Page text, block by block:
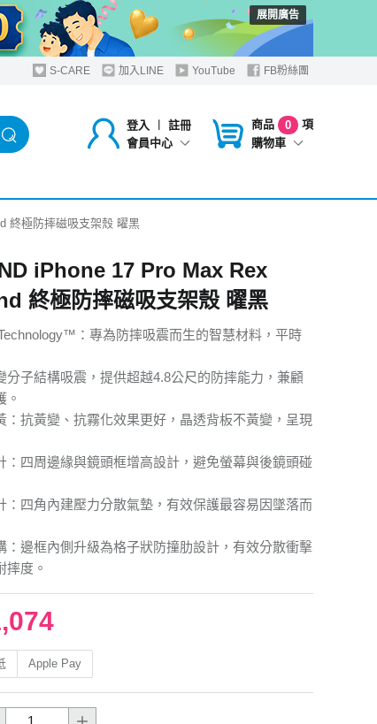
展開廣告
S-CARE 加入LINE YouTube FB粉絲團
登入 ︱
註冊
會員中心
商品 0
項
購物車
終極防摔磁吸支架殼 曜黑
iPhone 17 Pro Max Rex
終極防摔磁吸支架殼 曜黑
：專為防摔吸震而生的智慧材料，平時
分子結構吸震，提供超越4.8公尺的防摔能力，兼顧
。
抗黃變、抗霧化效果更好，晶透背板不黃變，呈現
四周邊緣與鏡頭框增高設計，避免螢幕與後鏡頭碰
四角內建壓力分散氣墊，有效保護最容易因墜落而
邊框內側升級為格子狀防撞肋設計，有效分散衝擊
摔度。
Apple Pay